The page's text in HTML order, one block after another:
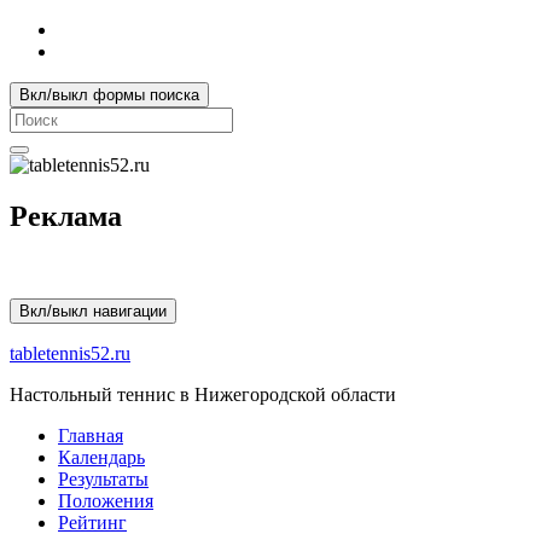
Вкл/выкл формы поиска
Search
for:
Реклама
Вкл/выкл навигации
tabletennis52.ru
Настольный теннис в Нижегородской области
Главная
Календарь
Результаты
Положения
Рейтинг